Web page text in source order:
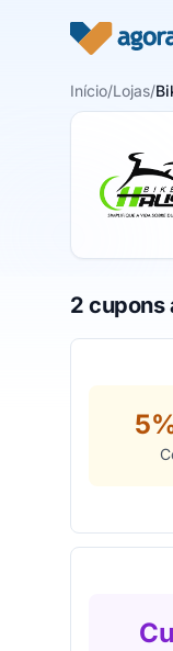
Início/Lojas/
2 cupons